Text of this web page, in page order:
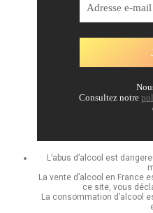
Consultez notre
L’abus d’alcool est
La vente d’alcool en France
ce site, vous
La consommation d’alcool